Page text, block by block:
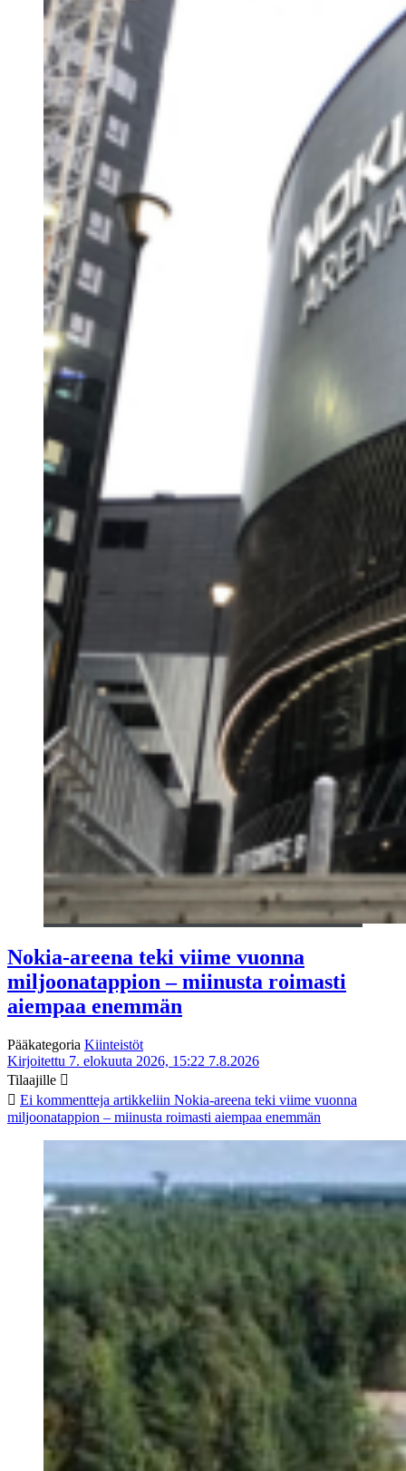
Nokia-areena teki viime vuonna
miljoonatappion – miinusta roimasti
aiempaa enemmän
Pääkategoria Kiinteistöt
Kirjoitettu 7. elokuuta 2026, 15:22 7.8.2026
Tilaajille
Ei kommentteja artikkeliin Nokia-areena teki viime vuonna
miljoonatappion – miinusta roimasti aiempaa enemmän